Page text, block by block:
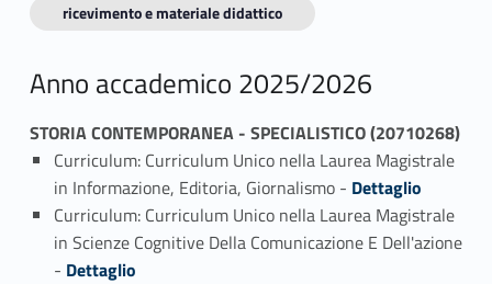
ricevimento e materiale didattico
Anno accademico 2025/2026
STORIA CONTEMPORANEA - SPECIALISTICO (20710268)
Curriculum: Curriculum Unico nella Laurea Magistrale
in Informazione, Editoria, Giornalismo - Link identifier #identifier_person_189265-1
Dettaglio
Curriculum: Curriculum Unico nella Laurea Magistrale
in Scienze Cognitive Della Comunicazione E Dell'azione
- Link identifier #identifier_person_118837-2
Dettaglio